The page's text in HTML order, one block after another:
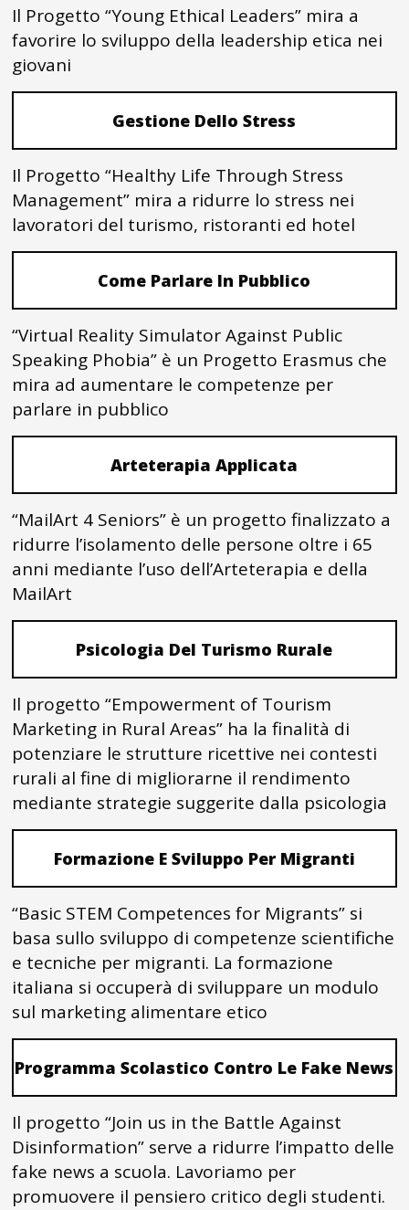
Il Progetto “Young Ethical Leaders” mira a
favorire lo sviluppo della leadership etica nei
giovani
Gestione Dello Stress
Il Progetto “Healthy Life Through Stress
Management” mira a ridurre lo stress nei
lavoratori del turismo, ristoranti ed hotel
Come Parlare In Pubblico
“Virtual Reality Simulator Against Public
Speaking Phobia” è un Progetto Erasmus che
mira ad aumentare le competenze per
parlare in pubblico
Arteterapia Applicata
“MailArt 4 Seniors” è un progetto finalizzato a
ridurre l’isolamento delle persone oltre i 65
anni mediante l’uso dell’Arteterapia e della
MailArt
Psicologia Del Turismo Rurale
Il progetto “Empowerment of Tourism
Marketing in Rural Areas” ha la finalità di
potenziare le strutture ricettive nei contesti
rurali al fine di migliorarne il rendimento
mediante strategie suggerite dalla psicologia
Formazione E Sviluppo Per Migranti
“Basic STEM Competences for Migrants” si
basa sullo sviluppo di competenze scientifiche
e tecniche per migranti. La formazione
italiana si occuperà di sviluppare un modulo
sul marketing alimentare etico
Programma Scolastico Contro Le Fake News
Il progetto “Join us in the Battle Against
Disinformation” serve a ridurre l’impatto delle
fake news a scuola. Lavoriamo per
promuovere il pensiero critico degli studenti.